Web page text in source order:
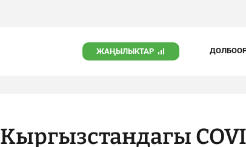
ЖАҢЫЛЫКТАР
Кыргызстандагы